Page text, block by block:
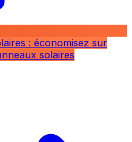
: économisez sur
solaires